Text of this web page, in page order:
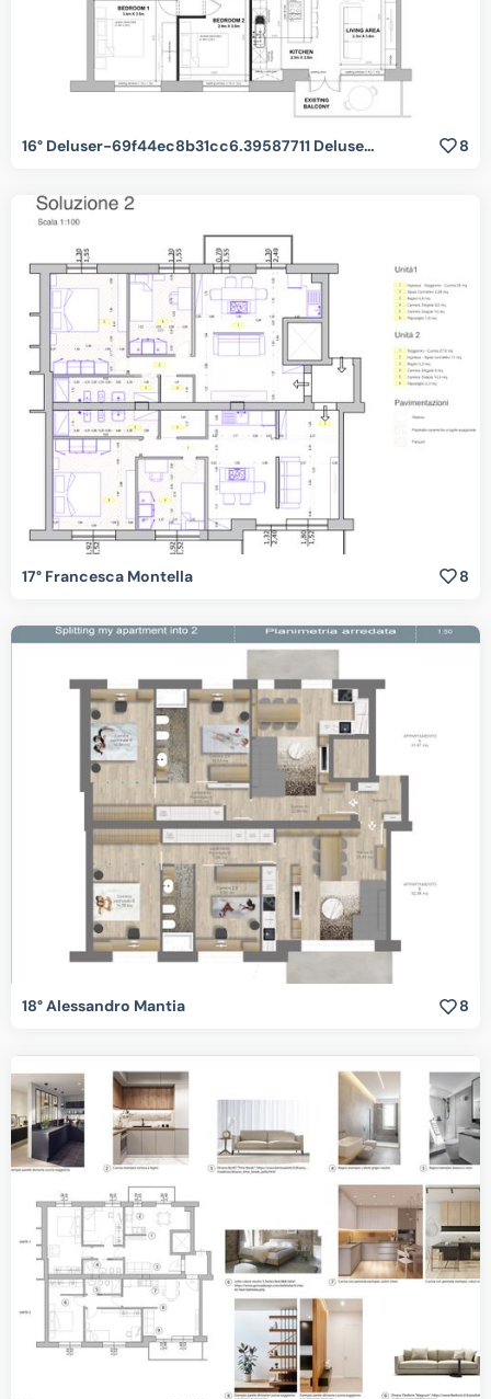
16° Deluser-69f44ec8b31cc6.39587711 Deluser-69f44ec8b31cc6.39587711 8
17° Francesca Montella 8
18° Alessandro Mantia 8